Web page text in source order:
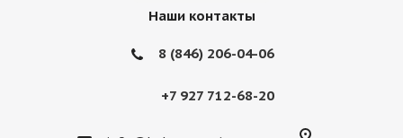
Наши контакты
8 (846) 206-04-06
+7 927 712-68-20